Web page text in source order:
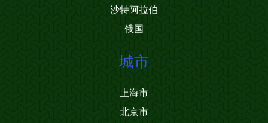
沙特阿拉伯
俄国
城市
上海市
北京市